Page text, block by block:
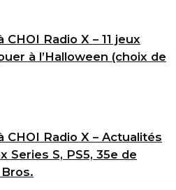
CHOI Radio X – 11 jeux
à l’Halloween (choix de
CHOI Radio X – Actualités
Series S, PS5, 35e de